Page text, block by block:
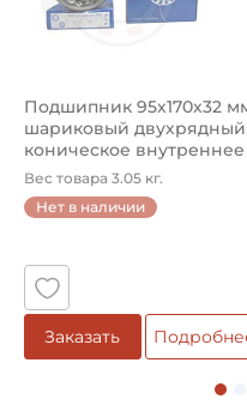
Возможность
Классификация завода -
Корпусные шариковые
Страна происхождения:
Сербия
Подшипник 95х170х32
шариковый
коническое внутреннее
кол...
Вес товара 3.05 кг.
Нет в наличии
Заказать